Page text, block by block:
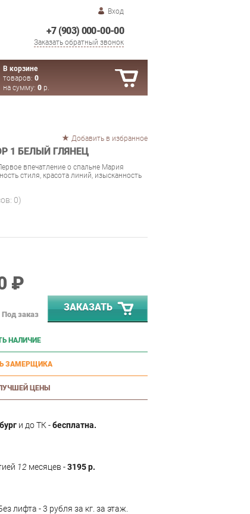
Вход
+7 (903) 000-00-00
Заказать обратный звонок
В корзине
товаров: 0
на сумму: 0 р.
Добавить в избранное
1 БЕЛЫЙ ГЛЯНЕЦ
впечатление о спальне Мария
стиля, красота линий, изысканность
0)
₽
Под заказ
ЗАКАЗАТЬ
НАЛИЧИЕ
ЗАМЕРЩИКА
ЦЕНЫ
и до ТК -бесплатна.
12 месяцев -3195 р.
лифта - 3 рубля за кг. за этаж.